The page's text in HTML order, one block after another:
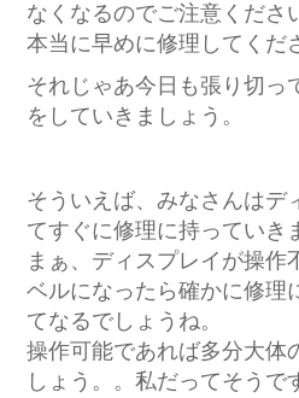
なくなるのでご注意くださ
本当に早めに修理してくだ
それじゃあ今日も張り切っ
をしていきましょう。
そういえば、みなさんはデ
てすぐに修理に持っていき
まぁ、ディスプレイが操作
ベルになったら確かに修理
てなるでしょうね。
操作可能であれば多分大体
しょう。。私だってそうで